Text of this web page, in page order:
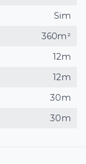
Sim
360m²
12m
12m
30m
30m